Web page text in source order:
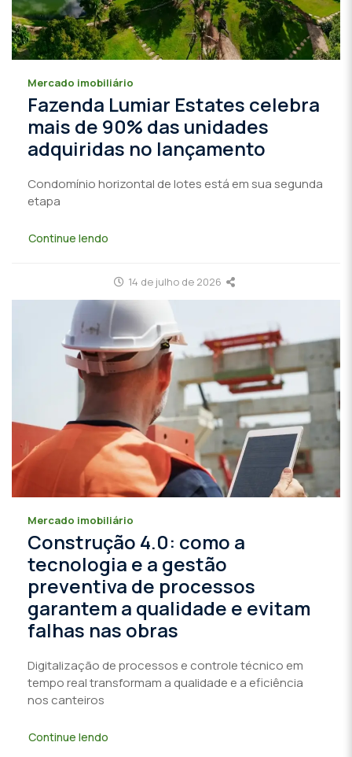
Mercado imobiliário
Fazenda Lumiar Estates celebra
mais de 90% das unidades
adquiridas no lançamento
Condomínio horizontal de lotes está em sua segunda
etapa
Continue lendo
14 de julho de 2026
Mercado imobiliário
Construção 4.0: como a
tecnologia e a gestão
preventiva de processos
garantem a qualidade e evitam
falhas nas obras
Digitalização de processos e controle técnico em
tempo real transformam a qualidade e a eficiência
nos canteiros
Continue lendo